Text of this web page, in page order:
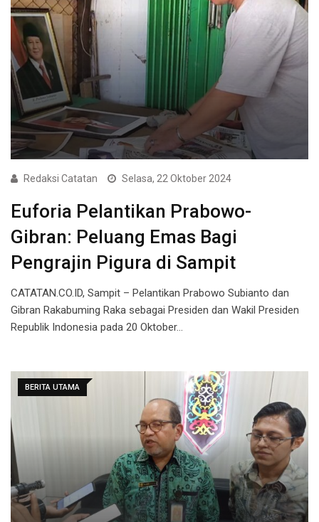
Redaksi Catatan Selasa, 22 Oktober 2024
Euforia Pelantikan Prabowo-
Gibran: Peluang Emas Bagi
Pengrajin Pigura di Sampit
CATATAN.CO.ID, Sampit – Pelantikan Prabowo Subianto dan
Gibran Rakabuming Raka sebagai Presiden dan Wakil Presiden
Republik Indonesia pada 20 Oktober…
BERITA UTAMA